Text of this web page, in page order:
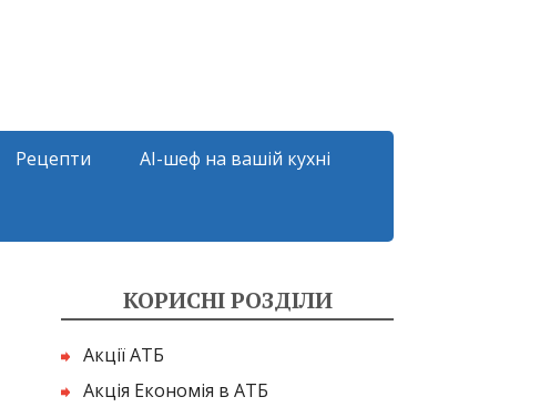
Рецепти AI-шеф на вашій кухні
КОРИСНІ РОЗДІЛИ
Акції АТБ
Акція Економія в АТБ